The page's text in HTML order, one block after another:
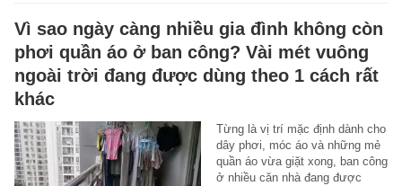
Vì sao ngày càng nhiều gia đình không còn
phơi quần áo ở ban công? Vài mét vuông
ngoài trời đang được dùng theo 1 cách rất
khác
Từng là vị trí mặc định dành cho
dây phơi, móc áo và những mẻ
quần áo vừa giặt xong, ban công
ở nhiều căn nhà đang được